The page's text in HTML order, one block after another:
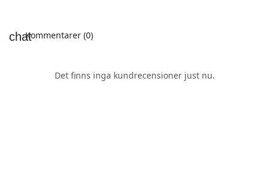
Kommentarer (0)
Det finns inga kundrecensioner just nu.